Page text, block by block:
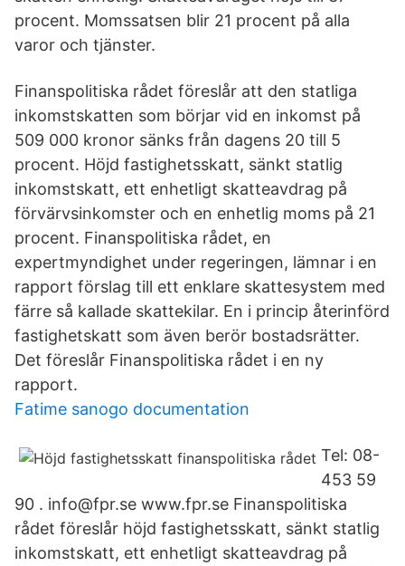
procent. Momssatsen blir 21 procent på alla
varor och tjänster.
Finanspolitiska rådet föreslår att den statliga
inkomstskatten som börjar vid en inkomst på
509 000 kronor sänks från dagens 20 till 5
procent. Höjd fastighetsskatt, sänkt statlig
inkomstskatt, ett enhetligt skatteavdrag på
förvärvsinkomster och en enhetlig moms på 21
procent. Finanspolitiska rådet, en
expertmyndighet under regeringen, lämnar i en
rapport förslag till ett enklare skattesystem med
färre så kallade skattekilar. En i princip återinförd
fastighetskatt som även berör bostadsrätter.
Det föreslår Finanspolitiska rådet i en ny
rapport.
Fatime sanogo documentation
Tel: 08-
453 59
90 . info@fpr.se www.fpr.se Finanspolitiska
rådet föreslår höjd fastighetsskatt, sänkt statlig
inkomstskatt, ett enhetligt skatteavdrag på